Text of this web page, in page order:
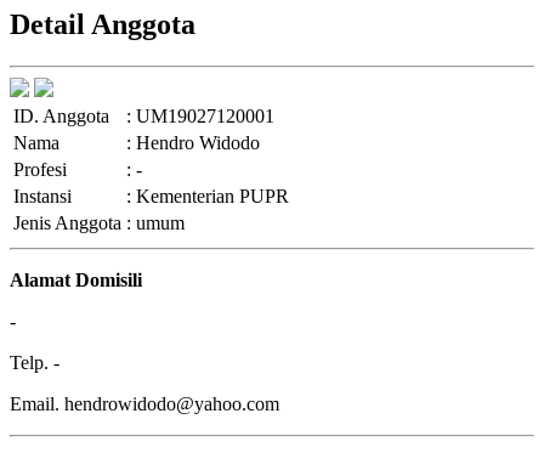
Detail Anggota
ID. Anggota : UM19027120001
Nama
: Hendro Widodo
Profesi
: -
Instansi
: Kementerian PUPR
Jenis Anggota : umum
Alamat Domisili
-
Telp. -
Email. hendrowidodo@yahoo.com